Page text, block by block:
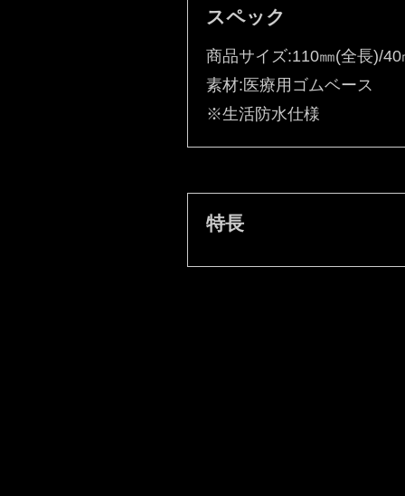
スペック
商品サイズ:110㎜(全長)/
素材:医療用ゴムベース
※生活防水仕様
特長